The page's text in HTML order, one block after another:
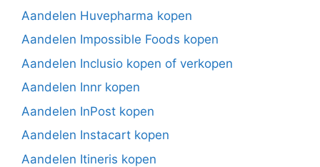
Aandelen Huvepharma kopen
Aandelen Impossible Foods kopen
Aandelen Inclusio kopen of verkopen
Aandelen Innr kopen
Aandelen InPost kopen
Aandelen Instacart kopen
Aandelen Itineris kopen